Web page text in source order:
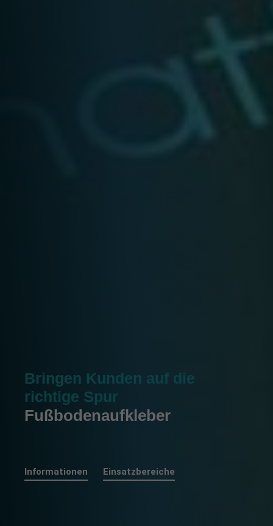
Bringen Kunden auf die
richtige Spur
Fußbodenaufkleber
Informationen Einsatzbereiche